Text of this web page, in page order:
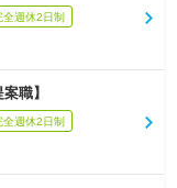
全週休2日制
職】
全週休2日制